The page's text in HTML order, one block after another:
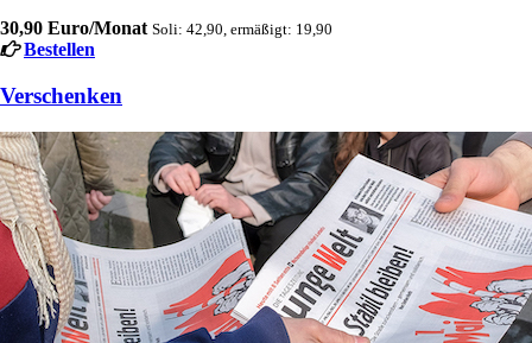
30,90 Euro/Monat Soli: 42,90, ermäßigt: 19,90
Bestellen
Verschenken